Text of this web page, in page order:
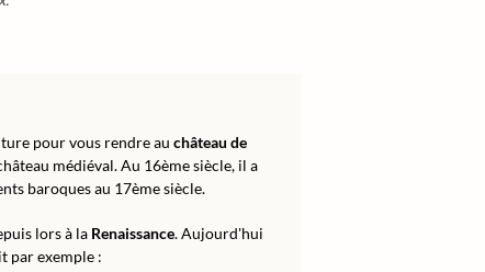
pour vous rendre au château de
médiéval. Au 16ème siècle, il a
baroques au 17ème siècle.
lors à la Renaissance. Aujourd'hui
par exemple :